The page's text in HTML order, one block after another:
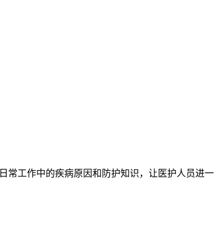
工作中的疾病原因和防护知识，让医护人员进一